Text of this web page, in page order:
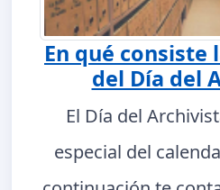
En qué consiste
del Día del
El Día del
especial del